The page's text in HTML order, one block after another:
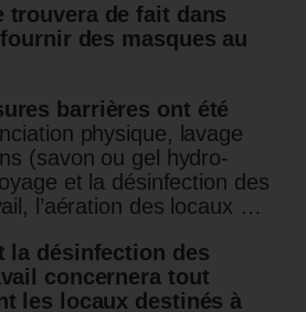
trouvera de fait dans
des masques au
barrières ont été
physique, lavage
(savon ou gel hydro-
et la désinfection des
l’aération des locaux …
la désinfection des
concernera tout
les locaux destinés à